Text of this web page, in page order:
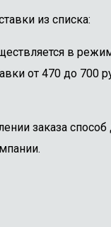
из списка:
в
от 470 до 700
заказа способ